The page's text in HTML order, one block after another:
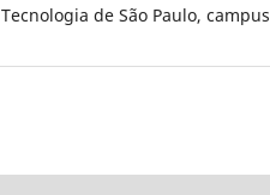
Tecnologia de São Paulo,